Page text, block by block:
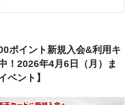
ポイント新規入会&利用キ
！2026年4月6日（月）ま
ベント】